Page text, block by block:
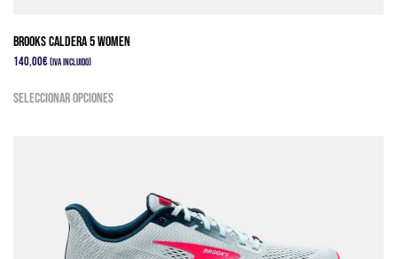
Brooks Caldera 5 Women
140,00€(IVA Incluido)
Seleccionar opcionesproducto
opciones
se
pueden